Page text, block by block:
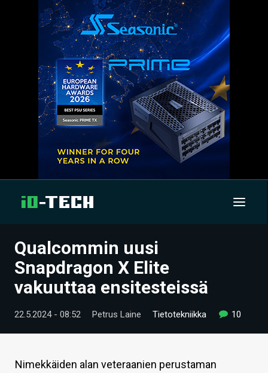
UUTISET
ARTIKKELIT
VIDEOT
TECHBBS
TIETOA
Qualcommin uusi
Snapdragon X Elite
vakuuttaa ensitesteissä
22.5.2024 - 08:52 Petrus Laine Tietotekniikka 10
Nimekkäiden alan veteraanien perustaman